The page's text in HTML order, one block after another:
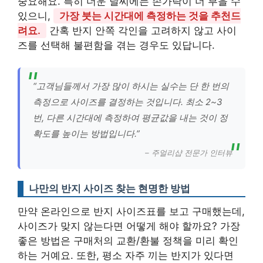
있으니,
가장 붓는 시간대에 측정하는 것을 추천드
려요.
간혹 반지 안쪽 각인을 고려하지 않고 사이
즈를 선택해 불편함을 겪는 경우도 있답니다.
“고객님들께서 가장 많이 하시는 실수는 단 한 번의
측정으로 사이즈를 결정하는 것입니다. 최소 2~3
번, 다른 시간대에 측정하여 평균값을 내는 것이 정
확도를 높이는 방법입니다.”
– 주얼리샵 전문가 인터뷰
나만의 반지 사이즈 찾는 현명한 방법
만약 온라인으로 반지 사이즈표를 보고 구매했는데,
사이즈가 맞지 않는다면 어떻게 해야 할까요? 가장
좋은 방법은 구매처의 교환/환불 정책을 미리 확인
하는 거예요. 또한, 평소 자주 끼는 반지가 있다면